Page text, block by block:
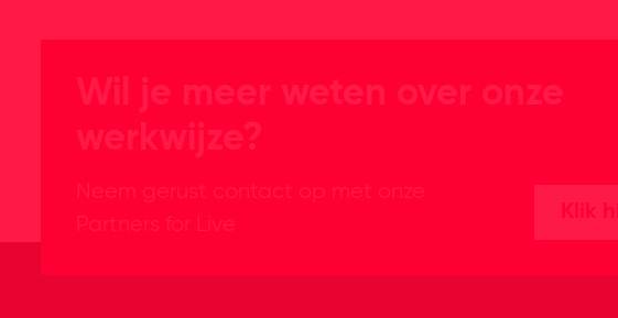
Wil je meer weten over onze
werkwijze?
Neem gerust contact op met onze
Partners for Live
Klik